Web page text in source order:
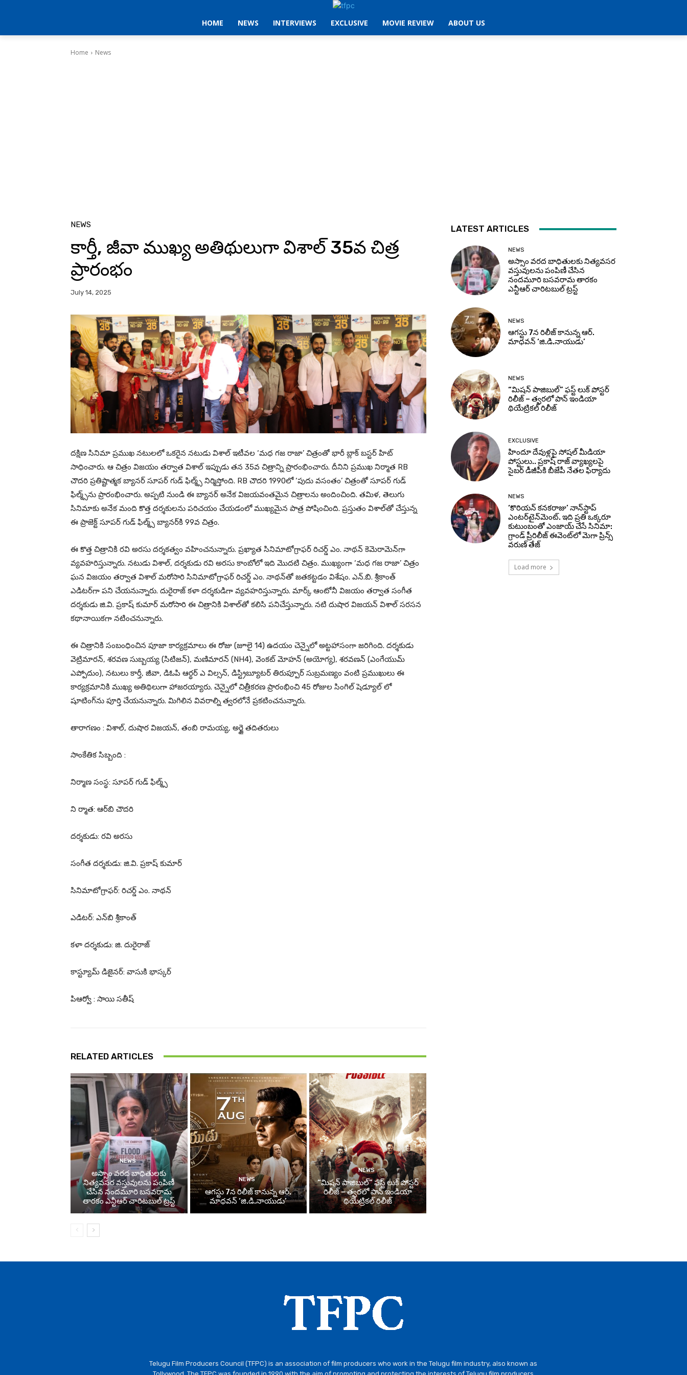
HOME NEWS INTERVIEWS EXCLUSIVE MOVIE REVIEW ABOUT US
Home News
NEWS
కార్తీ, జీవా ముఖ్య అతిథులుగా విశాల్ 35వ చిత్ర
ప్రారంభం
July 14, 2025
దక్షిణ సినిమా ప్రముఖ నటులలో ఒకరైన నటుడు విశాల్ ఇటీవల ‘మధ గజ రాజా’ చిత్రంతో భారీ బ్లాక్ బస్టర్ హిట్
సాధించారు. ఆ చిత్రం విజయం తర్వాత విశాల్ ఇప్పుడు తన 35వ చిత్రాన్ని ప్రారంభించారు. దీనిని ప్రముఖ నిర్మాత RB
చౌదరి ప్రతిష్టాత్మక బ్యానర్ సూపర్ గుడ్ ఫిల్మ్స్ నిర్మిస్తోంది. RB చౌదరి 1990లో ‘పుదు వసంతం’ చిత్రంతో సూపర్ గుడ్
ఫిల్మ్స్‌ను ప్రారంభించారు. అప్పటి నుండి ఈ బ్యానర్ అనేక విజయవంతమైన చిత్రాలను అందించింది. తమిళ, తెలుగు
సినిమాకు అనేక మంది కొత్త దర్శకులను పరిచయం చేయడంలో ముఖ్యమైన పాత్ర పోషించింది. ప్రస్తుతం విశాల్‌‌తో చేస్తున్న
ఈ ప్రాజెక్ట్ సూపర్ గుడ్ ఫిల్మ్స్ బ్యానర్‌కి 99వ చిత్రం.
ఈ కొత్త చిత్రానికి రవి అరసు దర్శకత్వం వహించనున్నారు. ప్రఖ్యాత సినిమాటోగ్రాఫర్ రిచర్డ్ ఎం. నాథన్ కెమెరామెన్‌గా
వ్యవహరిస్తున్నారు. నటుడు విశాల్, దర్శకుడు రవి అరసు కాంబోలో ఇది మొదటి చిత్రం. ముఖ్యంగా ‘మధ గజ రాజా’ చిత్రం
ఘన విజయం తర్వాత విశాల్ మరోసారి సినిమాటోగ్రాఫర్ రిచర్డ్ ఎం. నాథన్‌తో జతకట్టడం విశేషం. ఎన్.బి. శ్రీకాంత్
ఎడిటర్‌గా పని చేయనున్నారు. దురైరాజ్ కళా దర్శకుడిగా వ్యవహరిస్తున్నారు. మార్క్ ఆంటోనీ విజయం తర్వాత సంగీత
దర్శకుడు జి.వి. ప్రకాష్ కుమార్ మరోసారి ఈ చిత్రానికి విశాల్‌తో కలిసి పనిచేస్తున్నారు. నటి దుషార విజయన్ విశాల్ సరసన
కథానాయికగా నటించనున్నారు.
ఈ చిత్రానికి సంబంధించిన పూజా కార్యక్రమాలు ఈ రోజు (జూలై 14) ఉదయం చెన్నైలో అట్టహాసంగా జరిగింది. దర్శకుడు
వెట్రిమారన్, శరవణ సుబ్బయ్య (సిటిజన్), మణిమారన్ (NH4), వెంకట్ మోహన్ (అయోగ్య), శరవణన్ (ఎంగేయుమ్
ఎప్పోదుం), నటులు కార్తీ, జీవా, డిఓపి ఆర్థర్ ఎ విల్సన్, డిస్ట్రిబ్యూటర్ తిరుప్పూర్ సుబ్రమణ్యం వంటి ప్రముఖులు ఈ
కార్యక్రమానికి ముఖ్య అతిథిలుగా హాజరయ్యారు. చెన్నైలో చిత్రీకరణ ప్రారంభించి 45 రోజుల సింగిల్ షెడ్యూల్ లో
షూటింగ్‌ను పూర్తి చేయనున్నారు. మిగిలిన వివరాల్ని త్వరలోనే ప్రకటించనున్నారు.
తారాగణం : విశాల్, దుషార విజయన్, తంబి రామయ్య, అర్జై తదితరులు
సాంకేతిక సిబ్బంది :
నిర్మాణ సంస్థ: సూపర్ గుడ్ ఫిల్మ్స్
ని ర్మాత: ఆర్‌బి చౌదరి
దర్శకుడు: రవి అరసు
సంగీత దర్శకుడు: జి.వి. ప్రకాష్ కుమార్
సినిమాటోగ్రాఫర్: రిచర్డ్ ఎం. నాథన్
ఎడిటర్: ఎన్‌బి శ్రీకాంత్
కళా దర్శకుడు: జి. దురైరాజ్
కాస్ట్యూమ్ డిజైనర్: వాసుకి భాస్కర్
పిఆర్వో : సాయి సతీష్
RELATED ARTICLES
NEWS
అస్సాం వరద బాధితులకు
నిత్యవసర వస్తువులను పంపిణీ
చేసిన నందమూరి బసవరామ
తారకం ఎన్టీఆర్ చారిటబుల్ ట్రస్ట్
NEWS
ఆగస్టు 7న రిలీజ్ కానున్న ఆర్‌.
మాధవన్‌ ‘జి.డి.నాయుడు’
NEWS
“మిషన్ పాజిబుల్” ఫస్ట్ లుక్ పోస్టర్
రిలీజ్ – త్వరలో పాన్ ఇండియా
థియేట్రికల్ రిలీజ్
LATEST ARTICLES
NEWS
అస్సాం వరద బాధితులకు నిత్యవసర
వస్తువులను పంపిణీ చేసిన
నందమూరి బసవరామ తారకం
ఎన్టీఆర్ చారిటబుల్ ట్రస్ట్
NEWS
ఆగస్టు 7న రిలీజ్ కానున్న ఆర్‌.
మాధవన్‌ ‘జి.డి.నాయుడు’
NEWS
“మిషన్ పాజిబుల్” ఫస్ట్ లుక్ పోస్టర్
రిలీజ్ – త్వరలో పాన్ ఇండియా
థియేట్రికల్ రిలీజ్
EXCLUSIVE
హిందూ దేవుళ్లపై సోషల్ మీడియా
పోస్టులు.. ప్రకాష్ రాజ్ వ్యాఖ్యలపై
సైబర్ డీజీపీకి బీజేపీ నేతల ఫిర్యాదు
NEWS
‘కొరియన్ కనకరాజు’ నాన్‌స్టాప్
ఎంటర్‌టైన్‌మెంట్. ఇది ప్రతి ఒక్కరూ
కుటుంబంతో ఎంజాయ్ చేసే సినిమా:
గ్రాండ్ ప్రీరిలీజ్ ఈవెంట్‌లో మెగా ప్రిన్స్
వరుణ్ తేజ్
Load more
Telugu Film Producers Council (TFPC) is an association of film producers who work in the Telugu film industry, also known as